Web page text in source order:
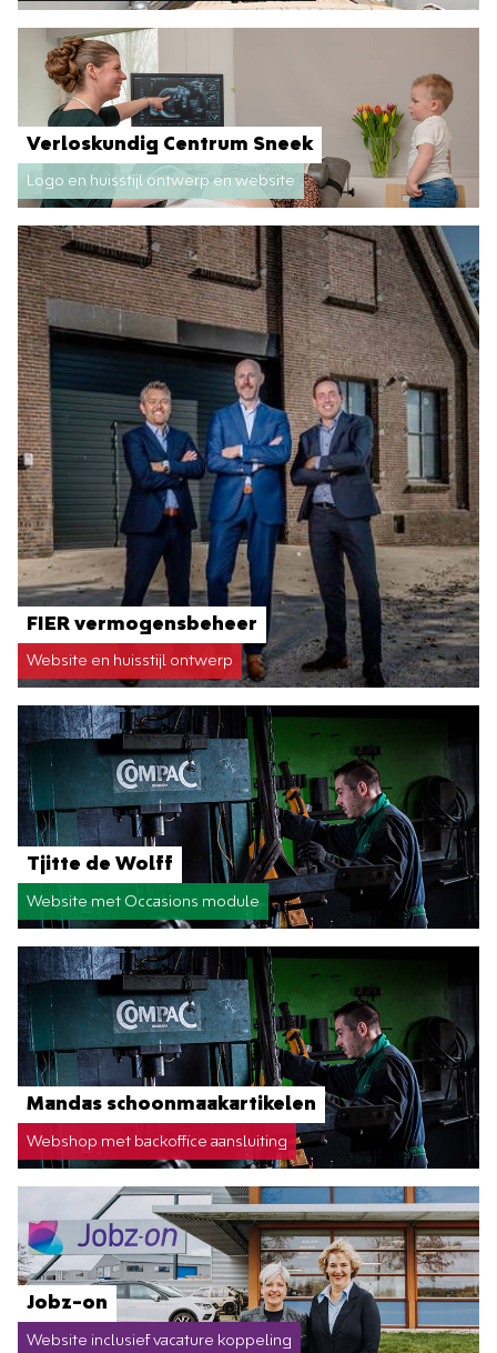
Verloskundig Centrum Sneek
Logo en huisstijl ontwerp en website
FIER vermogensbeheer
Website en huisstijl ontwerp
Tjitte de Wolff
Website met Occasions module
Mandas schoonmaakartikelen
Webshop met backoffice aansluiting
Jobz-on
Website inclusief vacature koppeling